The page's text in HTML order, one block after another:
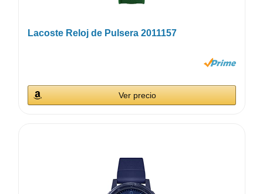
Lacoste Reloj de Pulsera 2011157
Ver precio